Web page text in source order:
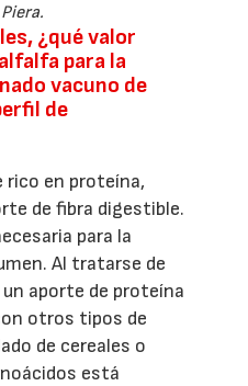
¿qué valor
para la
vacuno de
de
rico en proteína,
de fibra digestible.
para la
Al tratarse de
aporte de proteína
otros tipos de
de cereales o
está